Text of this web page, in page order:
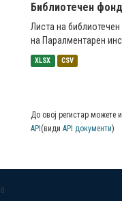
Библиотечен фонд
Листа на
на Паралментарен
XLSX CSV
До овој регистар можете
API (види API документи)
a